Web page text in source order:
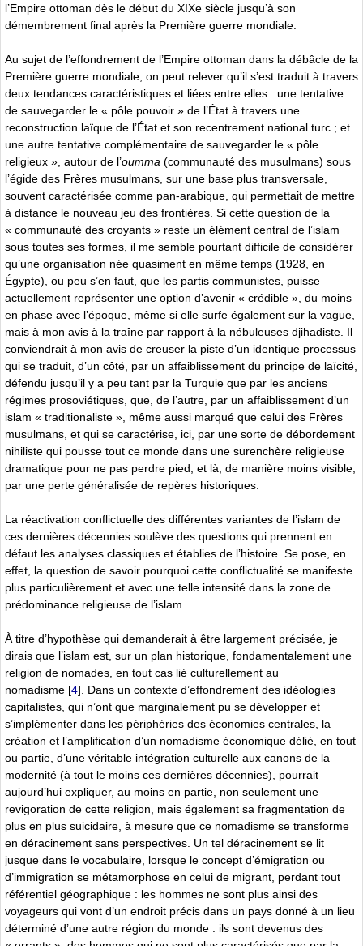
l’Empire ottoman dès le début du XIXe siècle jusqu’à son
démembrement final après la Première guerre mondiale.
Au sujet de l’effondrement de l’Empire ottoman dans la débâcle de la
Première guerre mondiale, on peut relever qu’il s’est traduit à travers
deux tendances caractéristiques et liées entre elles : une tentative
de sauvegarder le « pôle pouvoir » de l’État à travers une
reconstruction laïque de l’État et son recentrement national turc ; et
une autre tentative complémentaire de sauvegarder le « pôle
religieux », autour de l’oumma (communauté des musulmans) sous
l’égide des Frères musulmans, sur une base plus transversale,
souvent caractérisée comme pan-arabique, qui permettait de mettre
à distance le nouveau jeu des frontières. Si cette question de la
« communauté des croyants » reste un élément central de l’islam
sous toutes ses formes, il me semble pourtant difficile de considérer
qu’une organisation née quasiment en même temps (1928, en
Égypte), ou peu s’en faut, que les partis communistes, puisse
actuellement représenter une option d’avenir « crédible », du moins
en phase avec l’époque, même si elle surfe également sur la vague,
mais à mon avis à la traîne par rapport à la nébuleuses djihadiste. Il
conviendrait à mon avis de creuser la piste d’un identique processus
qui se traduit, d’un côté, par un affaiblissement du principe de laïcité,
défendu jusqu’il y a peu tant par la Turquie que par les anciens
régimes prosoviétiques, que, de l’autre, par un affaiblissement d’un
islam « traditionaliste », même aussi marqué que celui des Frères
musulmans, et qui se caractérise, ici, par une sorte de débordement
nihiliste qui pousse tout ce monde dans une surenchère religieuse
dramatique pour ne pas perdre pied, et là, de manière moins visible,
par une perte généralisée de repères historiques.
La réactivation conflictuelle des différentes variantes de l’islam de
ces dernières décennies soulève des questions qui prennent en
défaut les analyses classiques et établies de l’histoire. Se pose, en
effet, la question de savoir pourquoi cette conflictualité se manifeste
plus particulièrement et avec une telle intensité dans la zone de
prédominance religieuse de l’islam.
À titre d’hypothèse qui demanderait à être largement précisée, je
dirais que l’islam est, sur un plan historique, fondamentalement une
religion de nomades, en tout cas lié culturellement au
nomadisme [4] . Dans un contexte d’effondrement des idéologies
capitalistes, qui n’ont que marginalement pu se développer et
s’implémenter dans les périphéries des économies centrales, la
création et l’amplification d’un nomadisme économique délié, en tout
ou partie, d’une véritable intégration culturelle aux canons de la
modernité (à tout le moins ces dernières décennies), pourrait
aujourd’hui expliquer, au moins en partie, non seulement une
revigoration de cette religion, mais également sa fragmentation de
plus en plus suicidaire, à mesure que ce nomadisme se transforme
en déracinement sans perspectives. Un tel déracinement se lit
jusque dans le vocabulaire, lorsque le concept d’émigration ou
d’immigration se métamorphose en celui de migrant, perdant tout
référentiel géographique : les hommes ne sont plus ainsi des
voyageurs qui vont d’un endroit précis dans un pays donné à un lieu
déterminé d’une autre région du monde : ils sont devenus des